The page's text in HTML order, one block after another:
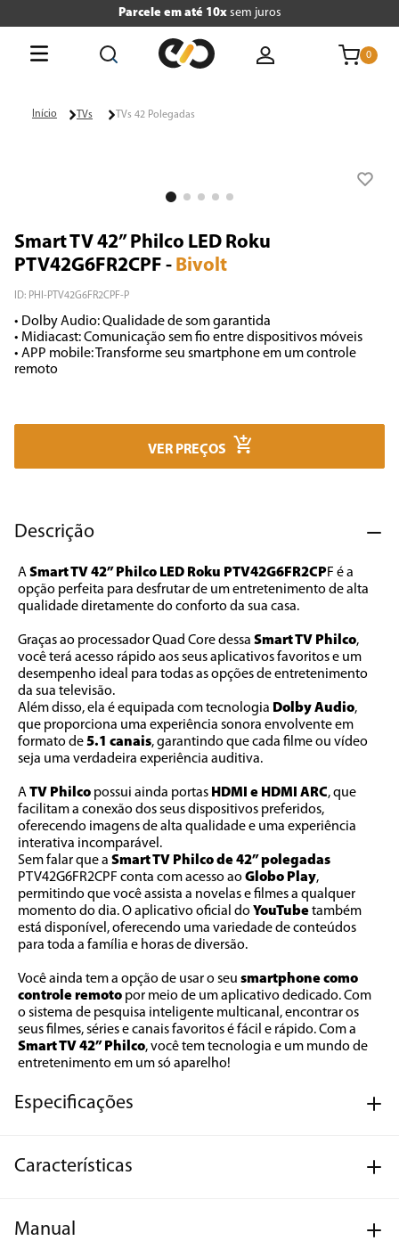
Parcele em até 10xsem juros
0
TVs TVs 42 Polegadas
Smart TV 42” Philco LED Roku
PTV42G6FR2CPF - Bivolt
ID: PHI-PTV42G6FR2CPF-P
• Dolby Audio: Qualidade de som garantida
• Midiacast: Comunicação sem fio entre dispositivos móveis
• APP mobile: Transforme seu smartphone em um controle
remoto
VER PREÇOS
Descrição
A Smart TV 42” Philco LED Roku PTV42G6FR2CPF é a
opção perfeita para desfrutar de um entretenimento de alta
qualidade diretamente do conforto da sua casa.
Graças ao processador Quad Core dessa Smart TV Philco,
você terá acesso rápido aos seus aplicativos favoritos e um
desempenho ideal para todas as opções de entretenimento
da sua televisão.
Além disso, ela é equipada com tecnologia Dolby Audio,
que proporciona uma experiência sonora envolvente em
formato de 5.1 canais, garantindo que cada filme ou vídeo
seja uma verdadeira experiência auditiva.
A TV Philco possui ainda portas HDMI e HDMI ARC, que
facilitam a conexão dos seus dispositivos preferidos,
oferecendo imagens de alta qualidade e uma experiência
interativa incomparável.
Sem falar que a Smart TV Philco de 42” polegadas
PTV42G6FR2CPF conta com acesso ao Globo Play,
permitindo que você assista a novelas e filmes a qualquer
momento do dia. O aplicativo oficial do YouTube também
está disponível, oferecendo uma variedade de conteúdos
para toda a família e horas de diversão.
Você ainda tem a opção de usar o seu smartphone como
controle remoto por meio de um aplicativo dedicado. Com
o sistema de pesquisa inteligente multicanal, encontrar os
Smart TV 42” Philco, você tem tecnologia e um mundo de
entretenimento em um só aparelho!
Especificações
Características
Manual
3º air fryer
4º microondas
º liquidificador
6º caixa som